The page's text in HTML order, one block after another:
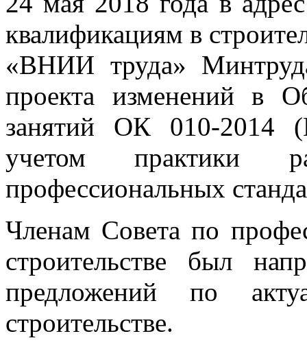
квалификациям в
«ВНИИ труда»
проекта изменений в
занятий ОК 010-
учетом практики
профессиональных
Членам Совета по
строительстве был
предложений по
строительстве.